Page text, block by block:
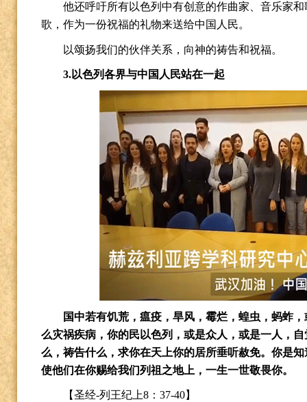
他还呼吁所有以色列中有创意的作曲家、音乐家
歌，作为一份祝福的礼物来送给中国人民。
以颂扬我们的伙伴关系，向神的祷告和祝福。
3.以色列各界与中国人民站在一起
国中若有饥荒，瘟疫，旱风，霉烂，蝗虫，蚂蚱
么灾祸疾病，你的民以色列，或是众人，或是一人，
么，祷告什么，求你在天上你的居所垂听赦免。你是
使他们在你赐给我们列祖之地上，一生一世敬畏你。
【圣经-列王纪上8 ：37-40】